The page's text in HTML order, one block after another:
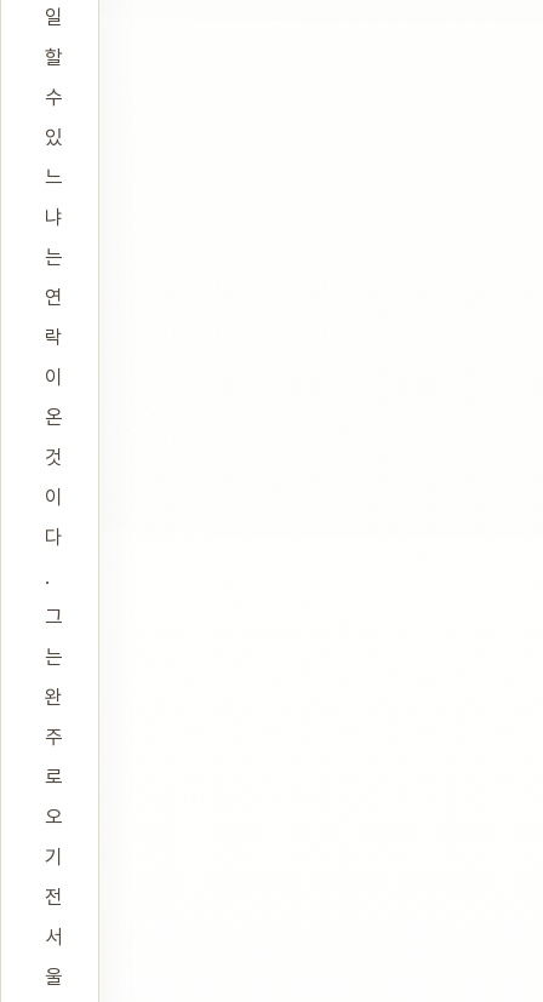
일
할
수
있
느
냐
는
연
락
이
온
것
이
다
.
그
는
완
주
로
오
기
전
서
울